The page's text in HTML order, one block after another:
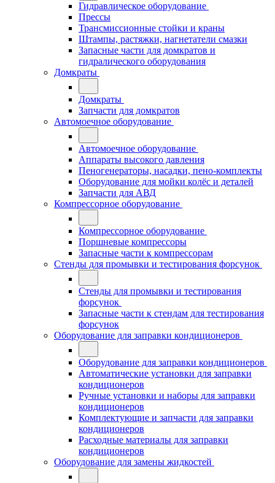
Гидравлическое оборудование
Прессы
Трансмиссионные стойки и краны
Штампы, растяжки, нагнетатели смазки
Запасные части для домкратов и
гидралического оборудования
Домкраты
Домкраты
Запчасти для домкратов
Автомоечное оборудование
Автомоечное оборудование
Аппараты высокого давления
Пеногенераторы, насадки, пено-комплекты
Оборудование для мойки колёс и деталей
Запчасти для АВД
Компрессорное оборудование
Компрессорное оборудование
Поршневые компрессоры
Запасные части к компрессорам
Стенды для промывки и тестирования форсунок
Стенды для промывки и тестирования
форсунок
Запасные части к стендам для тестирования
форсунок
Оборудование для заправки кондиционеров
Оборудование для заправки кондиционеров
Автоматические установки для заправки
кондиционеров
Ручные установки и наборы для заправки
кондиционеров
Комплектующие и запчасти для заправки
кондиционеров
Расходные материалы для заправки
кондиционеров
Оборудование для замены жидкостей